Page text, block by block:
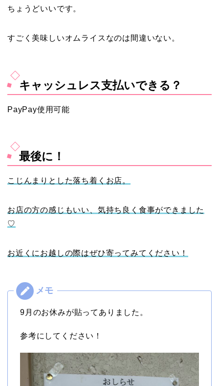
ちょうどいいです。
すごく美味しいオムライスなのは間違いない。
キャッシュレス支払いできる？
PayPay使用可能
最後に！
こじんまりとした落ち着くお店。
お店の方の感じもいい、気持ち良く食事ができました
♡
お近くにお越しの際はぜひ寄ってみてください！
9月のお休みが貼ってありました。
参考にしてください！